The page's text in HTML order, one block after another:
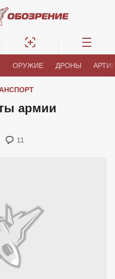
ОРУЖИЕ ДРОНЫ
армии
11